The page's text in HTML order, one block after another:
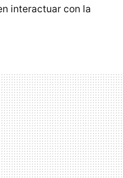
interactuar con la